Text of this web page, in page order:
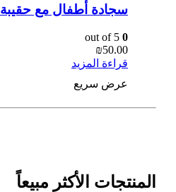
سجادة أطفال مع حقيبة
0
₪50.00
قراءة المزيد
عرض سريع
المنتجات الأكثر مبيعاً